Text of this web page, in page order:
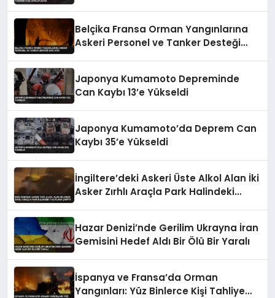
Belçika Fransa Orman Yangınlarına
Askeri Personel ve Tanker Desteği
Japonya Kumamoto Depreminde
Can Kaybı 13’e Yükseldi
Japonya Kumamoto’da Deprem Can
Kaybı 35’e Yükseldi
İngiltere’deki Askeri Üste Alkol Alan İki
Asker Zırhlı Araçla Park Halindeki
Hazar Denizi’nde Gerilim Ukrayna İran
Gemisini Hedef Aldı Bir Ölü Bir Yaralı
İspanya ve Fransa’da Orman
Yangınları: Yüz Binlerce Kişi Tahliye